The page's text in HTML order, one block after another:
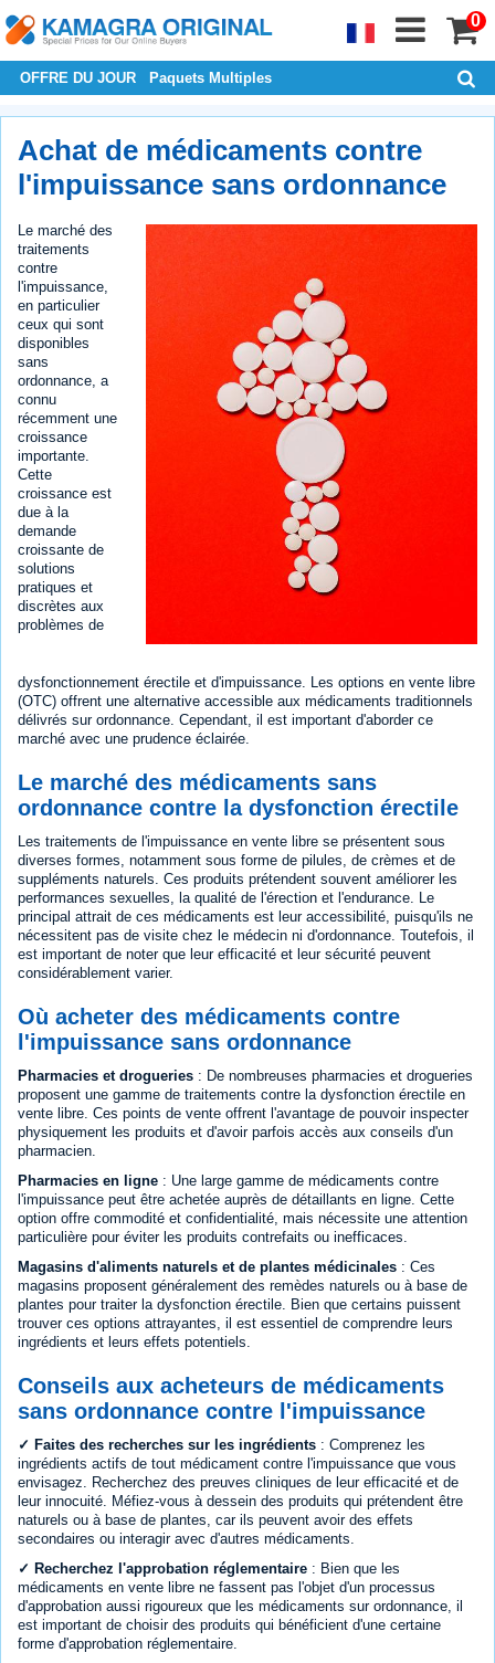
0
OFFRE DU JOUR Paquets Multiples
Achat de médicaments contre
l'impuissance sans ordonnance
Le marché des
traitements
contre
l'impuissance,
en particulier
ceux qui sont
disponibles
sans
ordonnance, a
connu
récemment une
croissance
importante.
Cette
croissance est
due à la
demande
croissante de
solutions
pratiques et
discrètes aux
problèmes de
dysfonctionnement érectile et d'impuissance. Les options en vente libre
(OTC) offrent une alternative accessible aux médicaments traditionnels
délivrés sur ordonnance. Cependant, il est important d'aborder ce
marché avec une prudence éclairée.
Le marché des médicaments sans
ordonnance contre la dysfonction érectile
Les traitements de l'impuissance en vente libre se présentent sous
diverses formes, notamment sous forme de pilules, de crèmes et de
suppléments naturels. Ces produits prétendent souvent améliorer les
performances sexuelles, la qualité de l'érection et l'endurance. Le
principal attrait de ces médicaments est leur accessibilité, puisqu'ils ne
nécessitent pas de visite chez le médecin ni d'ordonnance. Toutefois, il
est important de noter que leur efficacité et leur sécurité peuvent
considérablement varier.
Où acheter des médicaments contre
l'impuissance sans ordonnance
Pharmacies et drogueries : De nombreuses pharmacies et drogueries
proposent une gamme de traitements contre la dysfonction érectile en
vente libre. Ces points de vente offrent l'avantage de pouvoir inspecter
physiquement les produits et d'avoir parfois accès aux conseils d'un
pharmacien.
Pharmacies en ligne : Une large gamme de médicaments contre
l'impuissance peut être achetée auprès de détaillants en ligne. Cette
option offre commodité et confidentialité, mais nécessite une attention
particulière pour éviter les produits contrefaits ou inefficaces.
Magasins d'aliments naturels et de plantes médicinales : Ces
magasins proposent généralement des remèdes naturels ou à base de
plantes pour traiter la dysfonction érectile. Bien que certains puissent
trouver ces options attrayantes, il est essentiel de comprendre leurs
ingrédients et leurs effets potentiels.
Conseils aux acheteurs de médicaments
sans ordonnance contre l'impuissance
✓ Faites des recherches sur les ingrédients : Comprenez les
ingrédients actifs de tout médicament contre l'impuissance que vous
envisagez. Recherchez des preuves cliniques de leur efficacité et de
leur innocuité. Méfiez-vous à dessein des produits qui prétendent être
naturels ou à base de plantes, car ils peuvent avoir des effets
secondaires ou interagir avec d'autres médicaments.
✓ Recherchez l'approbation réglementaire : Bien que les
médicaments en vente libre ne fassent pas l'objet d'un processus
d'approbation aussi rigoureux que les médicaments sur ordonnance, il
est important de choisir des produits qui bénéficient d'une certaine
forme d'approbation réglementaire.